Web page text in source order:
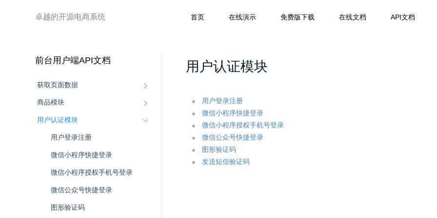
卓越的开源电商系统 首页 在线演示 免费版下载 在线文档 API文档
前台用户端API文档
获取页面数据
商品模块
用户认证模块
用户登录注册
微信小程序快捷登录
微信小程序授权手机号登录
微信公众号快捷登录
图形验证码
用户认证模块
用户登录注册
微信小程序快捷登录
微信小程序授权手机号登录
微信公众号快捷登录
图形验证码
发送短信验证码